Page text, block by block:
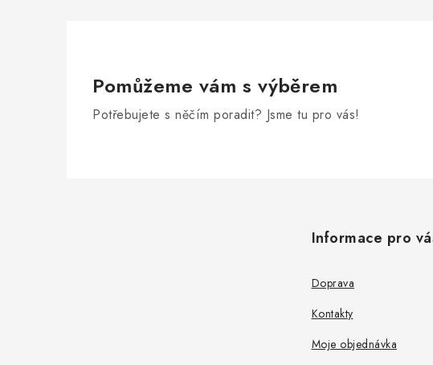
Pomůžeme vám s výběrem
Potřebujete s něčím poradit? Jsme tu pro vás!
Informace pro
Doprava
Kontakty
Moje objednávka